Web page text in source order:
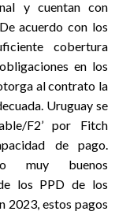
y cuentan con
acuerdo con los
cobertura
en los
al contrato la
Uruguay se
F2’ por Fitch
de pago.
muy buenos
los PPD de los
2023, estos pagos